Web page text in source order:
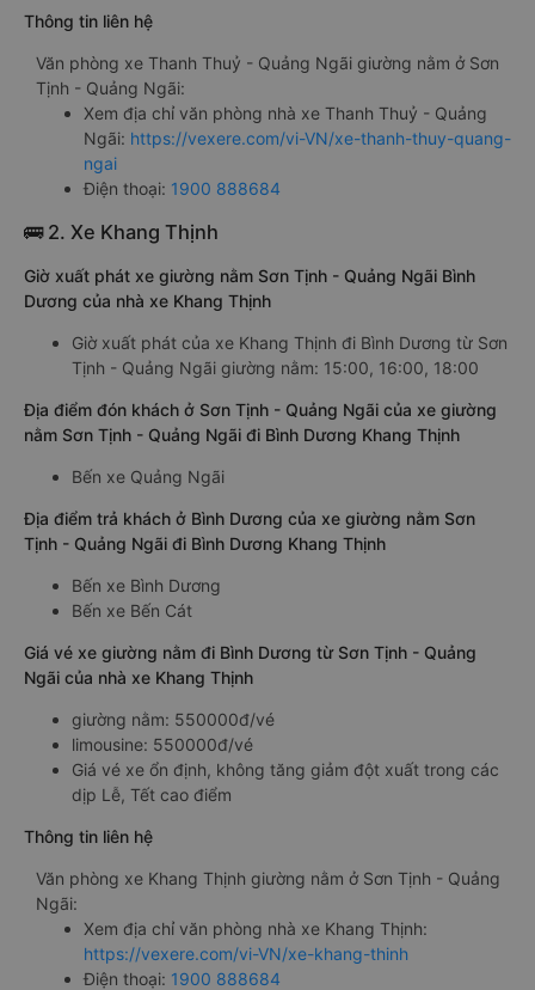
Thông tin liên hệ
Văn phòng xe Thanh Thuỷ - Quảng Ngãi giường nằm ở Sơn
Tịnh - Quảng Ngãi:
Xem địa chỉ văn phòng nhà xe Thanh Thuỷ - Quảng
Ngãi: https://vexere.com/vi-VN/xe-thanh-thuy-quang-
ngai
Điện thoại: 1900 888684
🚌 2. Xe Khang Thịnh
Giờ xuất phát xe giường nằm Sơn Tịnh - Quảng Ngãi Bình
Dương của nhà xe Khang Thịnh
Giờ xuất phát của xe Khang Thịnh đi Bình Dương từ Sơn
Tịnh - Quảng Ngãi giường nằm: 15:00, 16:00, 18:00
Địa điểm đón khách ở Sơn Tịnh - Quảng Ngãi của xe giường
nằm Sơn Tịnh - Quảng Ngãi đi Bình Dương Khang Thịnh
Bến xe Quảng Ngãi
Địa điểm trả khách ở Bình Dương của xe giường nằm Sơn
Tịnh - Quảng Ngãi đi Bình Dương Khang Thịnh
Bến xe Bình Dương
Bến xe Bến Cát
Giá vé xe giường nằm đi Bình Dương từ Sơn Tịnh - Quảng
Ngãi của nhà xe Khang Thịnh
giường nằm: 550000đ/vé
limousine: 550000đ/vé
Giá vé xe ổn định, không tăng giảm đột xuất trong các
dịp Lễ, Tết cao điểm
Thông tin liên hệ
Văn phòng xe Khang Thịnh giường nằm ở Sơn Tịnh - Quảng
Ngãi:
Xem địa chỉ văn phòng nhà xe Khang Thịnh:
https://vexere.com/vi-VN/xe-khang-thinh
Điện thoại: 1900 888684